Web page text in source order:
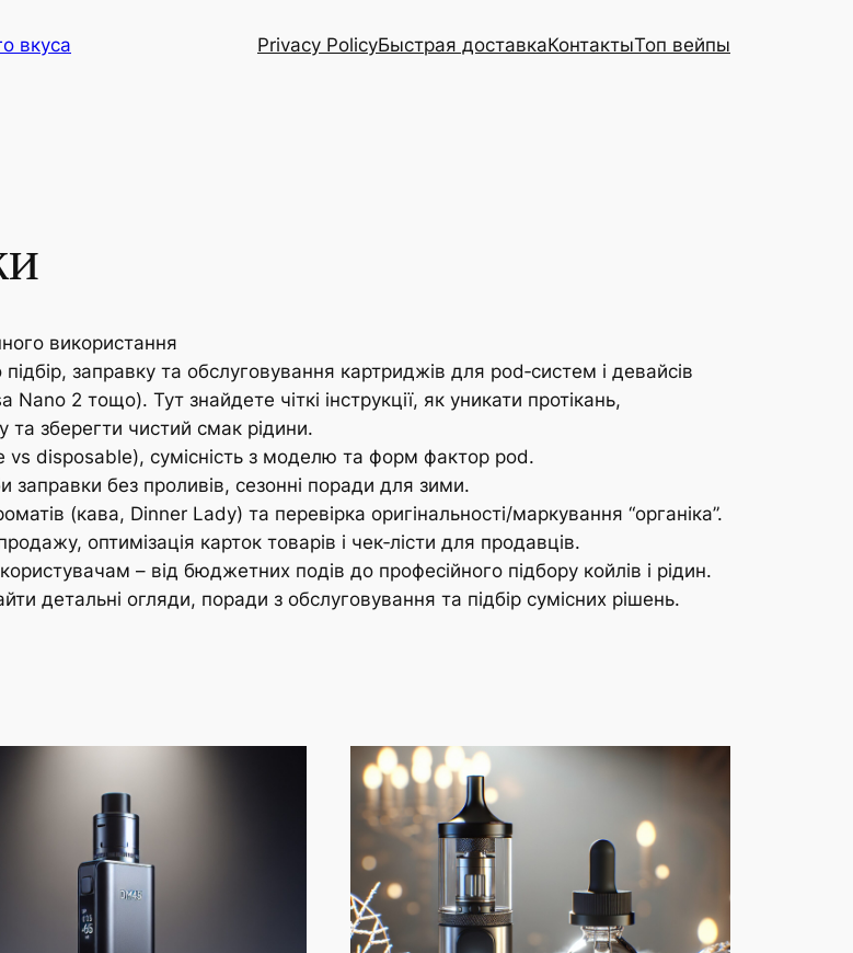
вкуса Privacy PolicyБыстрая доставкаКонтактыТоп вейпы
використання
заправку та обслуговування картриджів для pod‑систем і девайсів
2 тощо). Тут знайдете чіткі інструкції, як уникати протікань,
зберегти чистий смак рідини.
vs disposable), сумісність з моделю та форм фактор pod.
заправки без проливів, сезонні поради для зими.
(кава, Dinner Lady) та перевірка оригінальності/маркування “органіка”.
оптимізація карток товарів і чек‑лісти для продавців.
– від бюджетних подів до професійного підбору койлів і рідин.
детальні огляди, поради з обслуговування та підбір сумісних рішень.